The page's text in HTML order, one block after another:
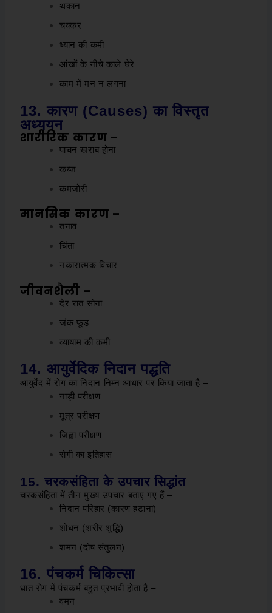
थकान
चक्कर
ध्यान की कमी
आंखों के नीचे काले घेरे
काम में मन न लगना
13. कारण (Causes) का विस्तृत
अध्ययन
शारीरिक कारण –
पाचन खराब होना
कब्ज
कमजोरी
मानसिक कारण –
तनाव
चिंता
नकारात्मक विचार
जीवनशैली –
देर रात सोना
जंक फूड
व्यायाम की कमी
14. आयुर्वेदिक निदान पद्धति
आयुर्वेद में रोग का निदान निम्न आधार पर किया जाता है –
नाड़ी परीक्षण
मूत्र परीक्षण
जिह्वा परीक्षण
रोगी का इतिहास
15. चरकसंहिता के उपचार सिद्धांत
चरकसंहिता में तीन मुख्य उपचार बताए गए हैं –
निदान परिहार (कारण हटाना)
शोधन (शरीर शुद्धि)
शमन (दोष संतुलन)
16. पंचकर्म चिकित्सा
धात रोग में पंचकर्म बहुत प्रभावी होता है –
वमन